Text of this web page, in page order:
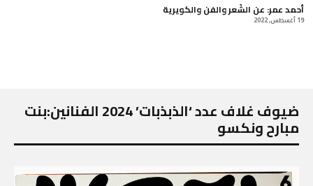
أحمد عمر: عن الشَعر والفن والكويرية
19 أغسطس, 2022
ضيوف غلاف عدد ‘الذبذبات’ 2024 الفنانين:بنت
مبارح ونكسو